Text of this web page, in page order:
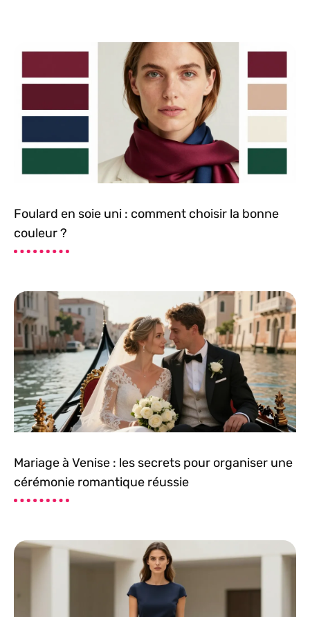
Foulard en soie uni : comment choisir la bonne
couleur ?
Mariage à Venise : les secrets pour organiser une
cérémonie romantique réussie